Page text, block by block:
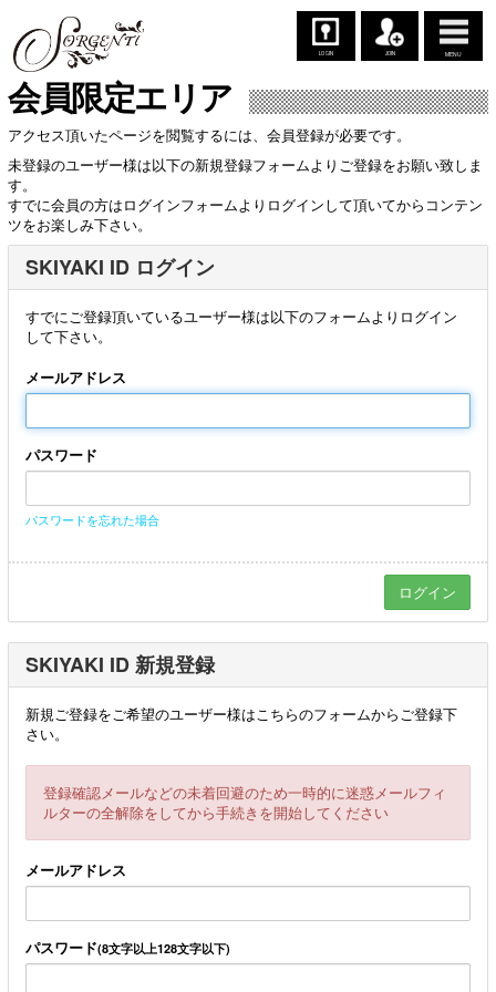
LOGIN JOIN MENU
会員限定エリア
アクセス頂いたページを閲覧するには、会員登録が必要です。
未登録のユーザー様は以下の新規登録フォームよりご登録をお願い致しま
す。
すでに会員の方はログインフォームよりログインして頂いてからコンテン
ツをお楽しみ下さい。
SKIYAKI ID ログイン
すでにご登録頂いているユーザー様は以下のフォームよりログイン
して下さい。
メールアドレス
パスワード
パスワードを忘れた場合
SKIYAKI ID 新規登録
新規ご登録をご希望のユーザー様はこちらのフォームからご登録下
さい。
登録確認メールなどの未着回避のため一時的に迷惑メールフィ
ルターの全解除をしてから手続きを開始してください
メールアドレス
パスワード(8文字以上128文字以下)